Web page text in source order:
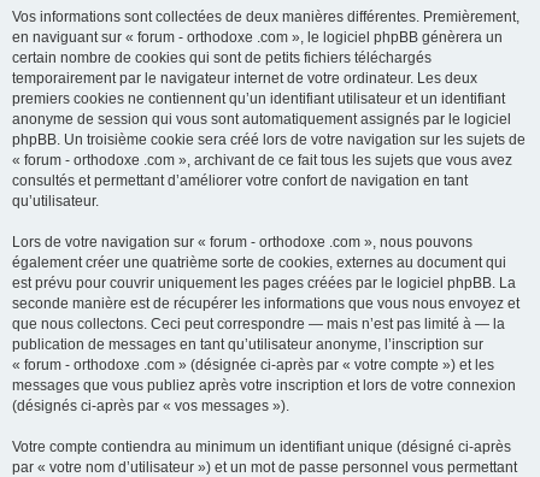
Vos informations sont collectées de deux manières différentes. Premièrement,
en naviguant sur « forum - orthodoxe .com », le logiciel phpBB génèrera un
certain nombre de cookies qui sont de petits fichiers téléchargés
temporairement par le navigateur internet de votre ordinateur. Les deux
premiers cookies ne contiennent qu’un identifiant utilisateur et un identifiant
anonyme de session qui vous sont automatiquement assignés par le logiciel
phpBB. Un troisième cookie sera créé lors de votre navigation sur les sujets de
« forum - orthodoxe .com », archivant de ce fait tous les sujets que vous avez
consultés et permettant d’améliorer votre confort de navigation en tant
qu’utilisateur.
Lors de votre navigation sur « forum - orthodoxe .com », nous pouvons
également créer une quatrième sorte de cookies, externes au document qui
est prévu pour couvrir uniquement les pages créées par le logiciel phpBB. La
seconde manière est de récupérer les informations que vous nous envoyez et
que nous collectons. Ceci peut correspondre — mais n’est pas limité à — la
publication de messages en tant qu’utilisateur anonyme, l’inscription sur
« forum - orthodoxe .com » (désignée ci-après par « votre compte ») et les
messages que vous publiez après votre inscription et lors de votre connexion
(désignés ci-après par « vos messages »).
Votre compte contiendra au minimum un identifiant unique (désigné ci-après
par « votre nom d’utilisateur ») et un mot de passe personnel vous permettant